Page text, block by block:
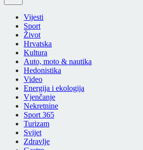
Vijesti
Sport
Život
Hrvatska
Kultura
Auto, moto & nautika
Hedonistika
Video
Energija i ekologija
Vjenčanje
Nekretnine
Sport 365
Turizam
Svijet
Zdravlje